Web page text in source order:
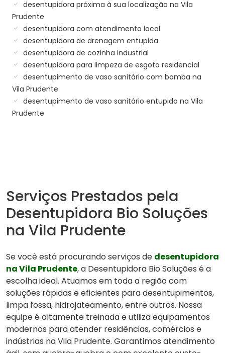
desentupidora próxima à sua localização na Vila
Prudente
desentupidora com atendimento local
desentupidora de drenagem entupida
desentupidora de cozinha industrial
desentupidora para limpeza de esgoto residencial
desentupimento de vaso sanitário com bomba na
Vila Prudente
desentupimento de vaso sanitário entupido na Vila
Prudente
Serviços Prestados pela
Desentupidora Bio Soluções
na Vila Prudente
Se você está procurando serviços de desentupidora
na Vila Prudente, a Desentupidora Bio Soluções é a
escolha ideal. Atuamos em toda a região com
soluções rápidas e eficientes para desentupimentos,
limpa fossa, hidrojateamento, entre outros. Nossa
equipe é altamente treinada e utiliza equipamentos
modernos para atender residências, comércios e
indústrias na Vila Prudente. Garantimos atendimento